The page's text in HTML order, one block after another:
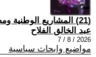
(21) المشاريع الوطنية ومظاهر السيادة
عبد الخالق الفلاح
2026 / 8 / 7
مواضيع وابحاث سياسية